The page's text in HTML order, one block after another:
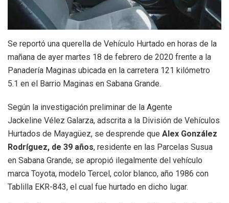
Se reportó una querella de Vehículo Hurtado en horas de la
mañana de ayer martes 18 de febrero de 2020 frente a la
Panadería Maginas ubicada en la carretera 121 kilómetro
5.1 en el Barrio Maginas en Sabana Grande.
Según la investigación preliminar de la Agente
Jackeline Vélez Galarza, adscrita a la División de Vehículos
Hurtados de Mayagüez, se desprende que Alex González
Rodríguez, de 39 años, residente en las Parcelas Susua
en Sabana Grande, se apropió ilegalmente del vehículo
marca Toyota, modelo Tercel, color blanco, año 1986 con
Tablilla EKR-843, el cual fue hurtado en dicho lugar.